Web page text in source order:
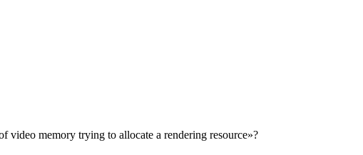
video memory trying to allocate a rendering resource»?